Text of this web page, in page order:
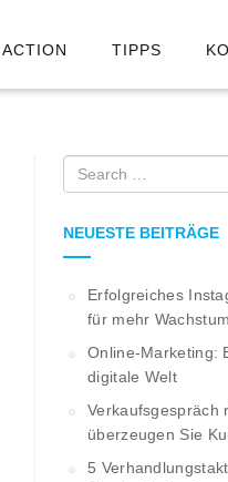
ACTION TIPPS
Search
NEUESTE BEITRÄGE
Erfolgreiches
für mehr
Online-Marketing:
digitale Welt
Verkaufsgespräch
überzeugen Sie
5